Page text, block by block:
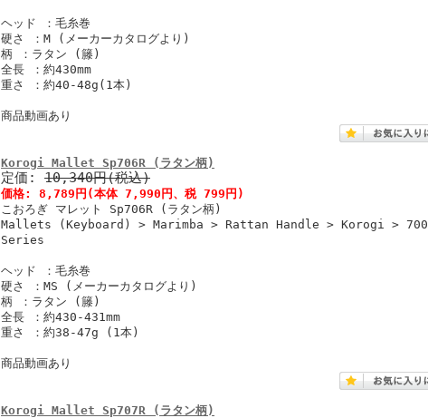
ヘッド ：毛糸巻
硬さ ：M (メーカーカタログより)
柄 ：ラタン (籐)
全長 ：約430mm
重さ ：約40-48g(1本)
商品動画あり
Korogi Mallet Sp706R (ラタン柄)
定価: 10,340円(税込)
価格: 8,789円 (本体 7,990円、税 799円)
こおろぎ マレット Sp706R (ラタン柄)
Mallets (Keyboard) > Marimba > Rattan Handle > Korogi > 700
Series
ヘッド ：毛糸巻
硬さ ：MS (メーカーカタログより)
柄 ：ラタン (籐)
全長 ：約430-431mm
重さ ：約38-47g (1本)
商品動画あり
Korogi Mallet Sp707R (ラタン柄)